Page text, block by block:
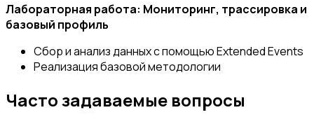
Лабораторная работа: Мониторинг, трассировка и
базовый профиль
Сбор и анализ данных с помощью Extended Events
Реализация базовой методологии
Часто задаваемые вопросы